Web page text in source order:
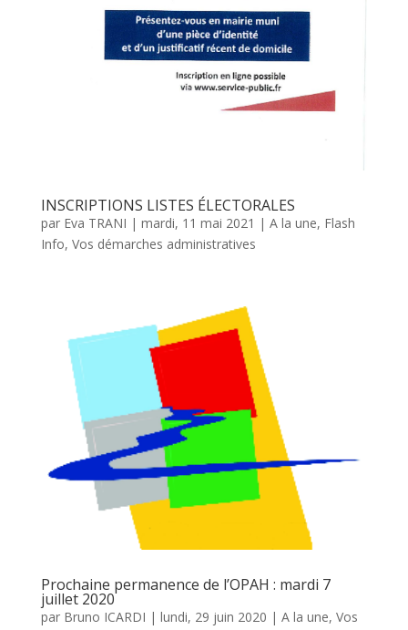
INSCRIPTIONS LISTES ÉLECTORALES
par Eva TRANI | mardi, 11 mai 2021 | A la une, Flash
Info, Vos démarches administratives
Prochaine permanence de l’OPAH : mardi 7
juillet 2020
par Bruno ICARDI | lundi, 29 juin 2020 | A la une, Vos